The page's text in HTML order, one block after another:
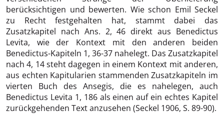
berücksichtigen und bewerten. Wie schon Emil Seckel
zu Recht festgehalten hat, stammt dabei das
Zusatzkapitel nach Ans. 2, 46 direkt aus Benedictus
Levita, wie der Kontext mit den anderen beiden
Benedictus-Kapiteln 1, 36-37 nahelegt. Das Zusatzkapitel
nach 4, 14 steht dagegen in einem Kontext mit anderen,
aus echten Kapitularien stammenden Zusatzkapiteln im
vierten Buch des Ansegis, die es nahelegen, auch
Benedictus Levita 1, 186 als einen auf ein echtes Kapitel
zurückgehenden Text anzusehen (Seckel 1906, S. 89-90).